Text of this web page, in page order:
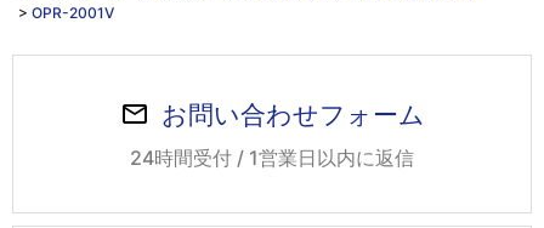
> OPR-2001V
お問い合わせフォーム
24時間受付 / 1営業日以内に返信